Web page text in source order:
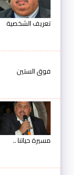
تعريف الشخصية
فوق الستين
مسيرة حياتنا ..